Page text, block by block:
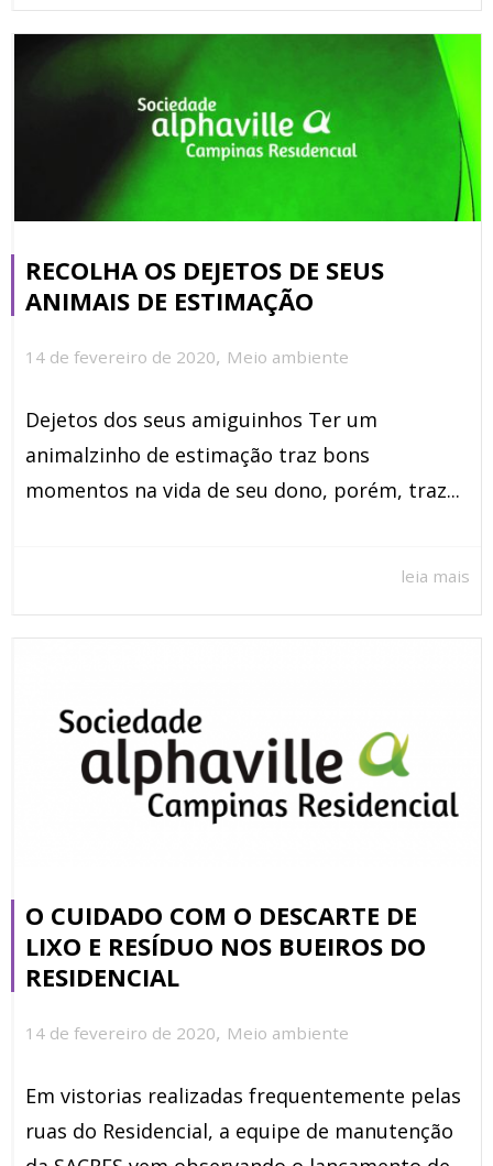
RECOLHA OS DEJETOS DE SEUS
ANIMAIS DE ESTIMAÇÃO
14 de fevereiro de 2020, Meio ambiente
Dejetos dos seus amiguinhos Ter um
animalzinho de estimação traz bons
momentos na vida de seu dono, porém, traz...
leia mais
O CUIDADO COM O DESCARTE DE
LIXO E RESÍDUO NOS BUEIROS DO
RESIDENCIAL
14 de fevereiro de 2020, Meio ambiente
Em vistorias realizadas frequentemente pelas
ruas do Residencial, a equipe de manutenção